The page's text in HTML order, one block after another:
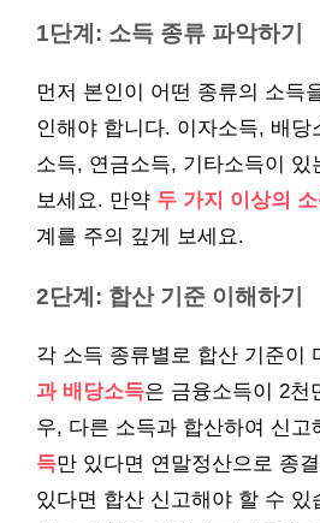
1단계: 소득 종류 파악하기
먼저 본인이 어떤 종류의 소득
인해야 합니다. 이자소득, 배당
소득, 연금소득, 기타소득이 있
보세요. 만약 두 가지 이상의
계를 주의 깊게 보세요.
2단계: 합산 기준 이해하기
각 소득 종류별로 합산 기준이
과 배당소득은 금융소득이 2천
우, 다른 소득과 합산하여 신고
득만 있다면 연말정산으로 종
있다면 합산 신고해야 할 수 있